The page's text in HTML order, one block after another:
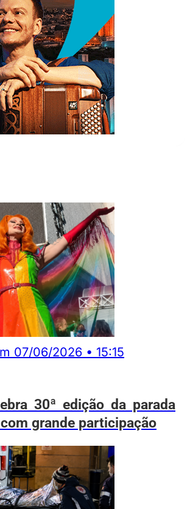
07/06/2026 • 15:15
30ª edição da parada
grande participação